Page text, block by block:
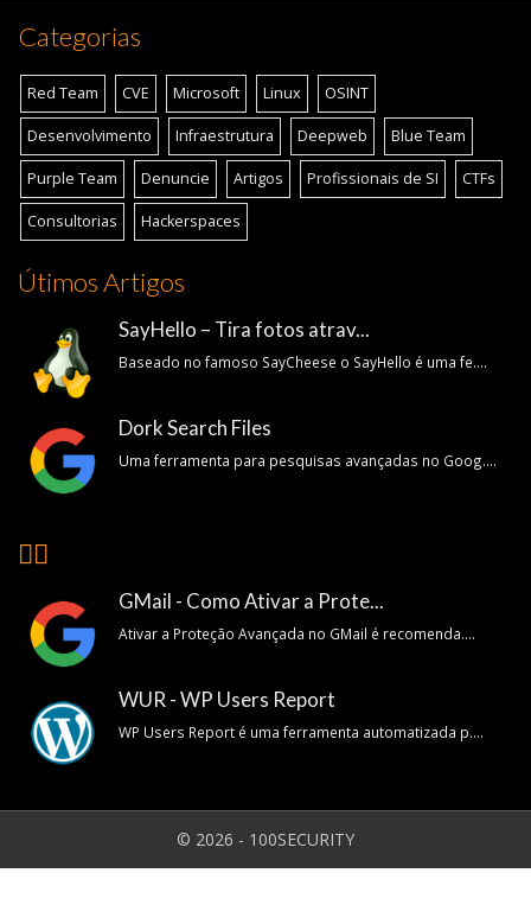
Categorias
Red Team CVE Microsoft Linux OSINT
Desenvolvimento Infraestrutura Deepweb Blue Team
Purple Team Denuncie Artigos Profissionais de SI CTFs
Consultorias Hackerspaces
Útimos Artigos
SayHello – Tira fotos atrav...
Baseado no famoso SayCheese o SayHello é uma fe....
Dork Search Files
Uma ferramenta para pesquisas avançadas no Goog....
👍🏽
GMail - Como Ativar a Prote...
Ativar a Proteção Avançada no GMail é recomenda....
WUR - WP Users Report
WP Users Report é uma ferramenta automatizada p....
© 2026 - 100SECURITY